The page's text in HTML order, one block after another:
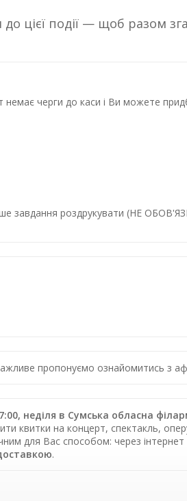
цієї події — щоб разом
черги до каси і Ви можете
завдання роздрукувати (НЕ
пропонуємо ознайомитись з
неділя в Сумська обласна
квитки на концерт, спектакль,
для Вас способом: через інтернет
.